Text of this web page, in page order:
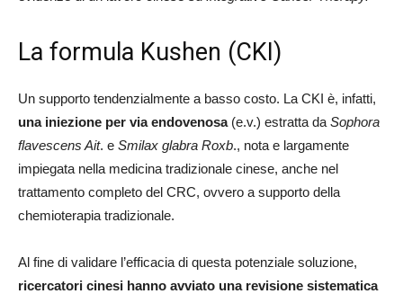
La formula Kushen (CKI)
Un supporto tendenzialmente a basso costo. La CKI è, infatti,
una iniezione per via endovenosa(e.v.) estratta da Sophora
flavescens Ait. e Smilax glabra Roxb., nota e largamente
impiegata nella medicina tradizionale cinese, anche nel
trattamento completo del CRC, ovvero a supporto della
chemioterapia tradizionale.
Al fine di validare l’efficacia di questa potenziale soluzione,
ricercatori cinesi hanno avviato una revisione sistematica